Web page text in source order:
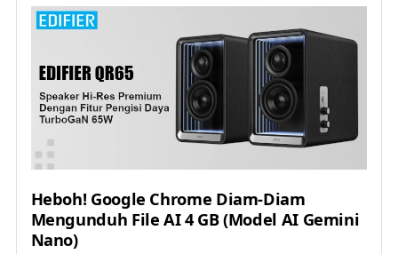
Heboh! Google Chrome Diam-Diam
Mengunduh File AI 4 GB (Model AI Gemini
Nano)